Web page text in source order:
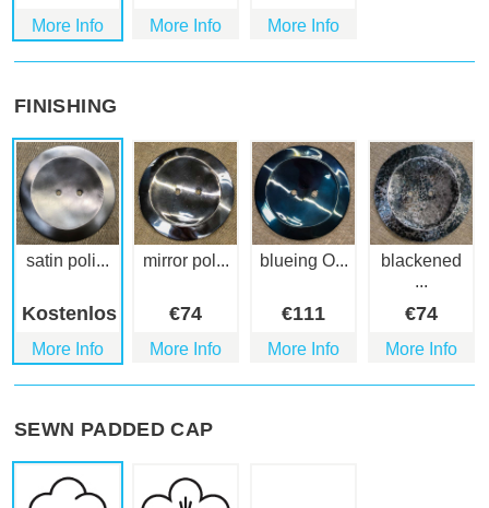
More Info More Info More Info
FINISHING
satin poli...
Kostenlos
More Info
mirror pol...
€74
More Info
blueing O...
€111
More Info
blackened
...
€74
More Info
SEWN PADDED CAP